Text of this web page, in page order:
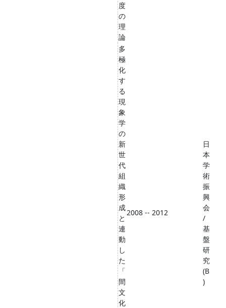
度
の
理
論
多
極
化
す
る
現
象
学
の
新
世
代
組
織
形
成
と
連
動
し
た
「
間
文
化
2008 -- 2012
日
本
学
術
振
興
会
/
基
盤
研
究
(B
)